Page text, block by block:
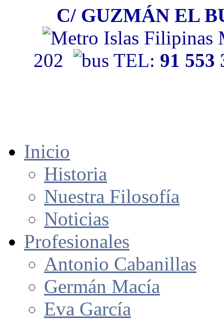
C/ GUZMÁN EL
202 TEL: 91
Inicio
Historia
Nuestra Filosofía
Noticias
Profesionales
Antonio Cabanillas
Germán Macía
Eva García